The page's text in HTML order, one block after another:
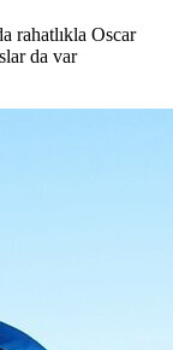
rahatlıkla Oscar
da var